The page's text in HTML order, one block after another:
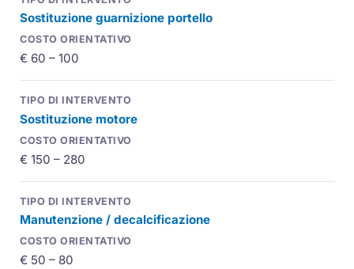
Sostituzione guarnizione portello
€ 60 – 100
Sostituzione motore
€ 150 – 280
Manutenzione / decalcificazione
€ 50 – 80